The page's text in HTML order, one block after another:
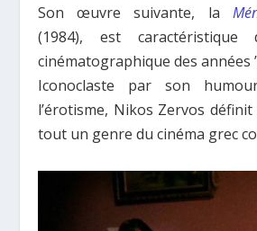
Son œuvre suivante, la
(1984), est caractéristique
cinématographique des années
Iconoclaste par son
l’érotisme, Nikos Zervos
tout un genre du cinéma grec